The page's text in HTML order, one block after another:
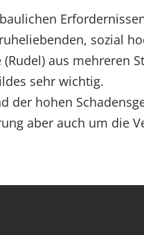
sozial
aus mehreren
sehr wichtig.
der hohen
aber auch um die